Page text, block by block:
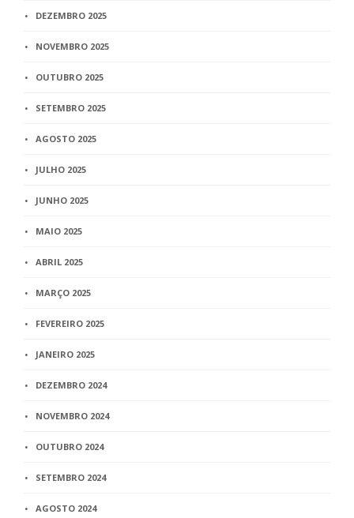
DEZEMBRO 2025
NOVEMBRO 2025
OUTUBRO 2025
SETEMBRO 2025
AGOSTO 2025
JULHO 2025
JUNHO 2025
MAIO 2025
ABRIL 2025
MARÇO 2025
FEVEREIRO 2025
JANEIRO 2025
DEZEMBRO 2024
NOVEMBRO 2024
OUTUBRO 2024
SETEMBRO 2024
AGOSTO 2024